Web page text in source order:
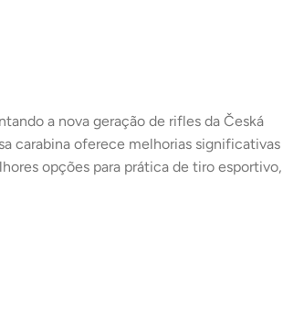
a nova geração de rifles da Česká
carabina oferece melhorias significativas
opções para prática de tiro esportivo,